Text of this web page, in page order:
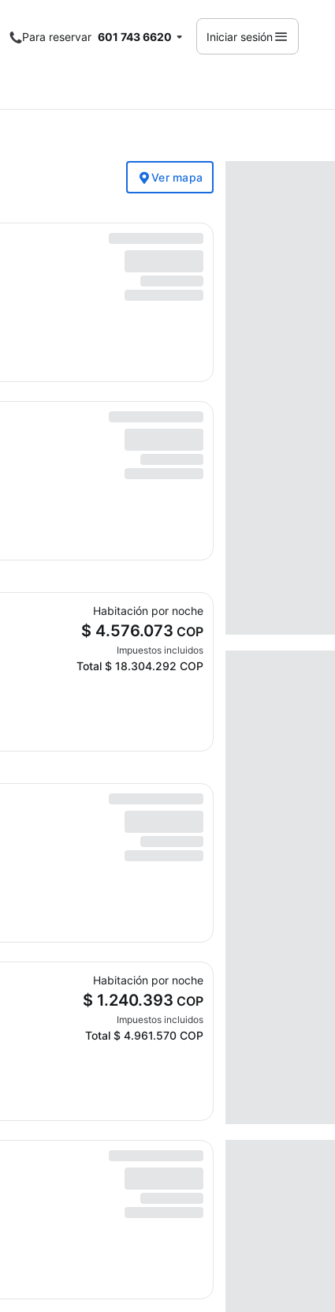
Para reservar 601 743 6620 Iniciar sesión
Ver mapa
Habitación por noche
$ 4.576.073 COP
Impuestos incluidos
Total$ 18.304.292 COP
Habitación por noche
$ 1.240.393 COP
Impuestos incluidos
Total$ 4.961.570 COP